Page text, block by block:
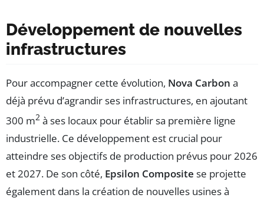
Développement de nouvelles
infrastructures
Pour accompagner cette évolution, Nova Carbon a
déjà prévu d’agrandir ses infrastructures, en ajoutant
300 m2 à ses locaux pour établir sa première ligne
industrielle. Ce développement est crucial pour
atteindre ses objectifs de production prévus pour 2026
et 2027. De son côté, Epsilon Composite se projette
également dans la création de nouvelles usines à